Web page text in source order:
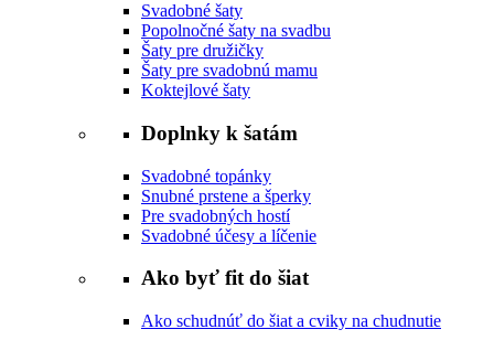
Svadobné šaty
Popolnočné šaty na svadbu
Šaty pre družičky
Šaty pre svadobnú mamu
Koktejlové šaty
Doplnky k šatám
Svadobné topánky
Snubné prstene a šperky
Pre svadobných hostí
Svadobné účesy a líčenie
Ako byť fit do šiat
Ako schudnúť do šiat a cviky na chudnutie